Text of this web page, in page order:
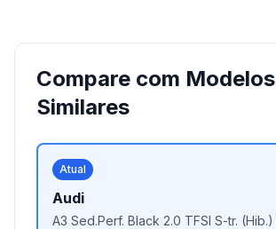
Compare com Modelos
Similares
Atual
Audi
A3 Sed.Perf. Black 2.0 TFSI S-tr. (Hib.)